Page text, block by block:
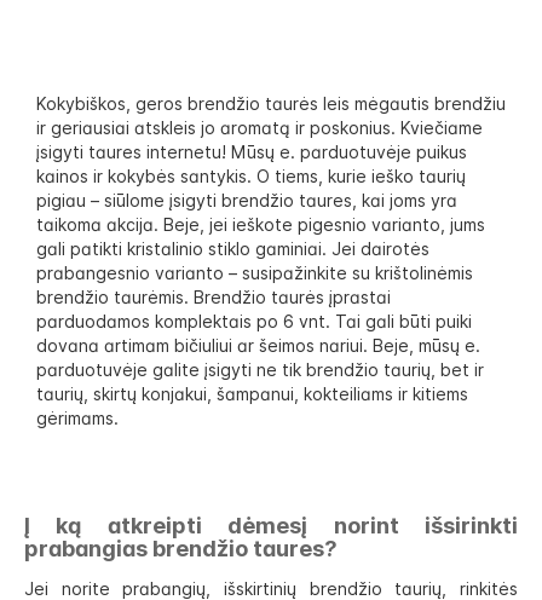
Kokybiškos, geros brendžio taurės leis mėgautis brendžiu
ir geriausiai atskleis jo aromatą ir poskonius. Kviečiame
įsigyti taures internetu! Mūsų e. parduotuvėje puikus
kainos ir kokybės santykis. O tiems, kurie ieško taurių
pigiau – siūlome įsigyti brendžio taures, kai joms yra
taikoma akcija. Beje, jei ieškote pigesnio varianto, jums
gali patikti kristalinio stiklo gaminiai. Jei dairotės
prabangesnio varianto – susipažinkite su krištolinėmis
brendžio taurėmis. Brendžio taurės įprastai
parduodamos komplektais po 6 vnt. Tai gali būti puiki
dovana artimam bičiuliui ar šeimos nariui. Beje, mūsų e.
parduotuvėje galite įsigyti ne tik brendžio taurių, bet ir
taurių, skirtų konjakui, šampanui, kokteiliams ir kitiems
gėrimams.
Į ką atkreipti dėmesį norint išsirinkti
prabangias brendžio taures?
Jei norite prabangių, išskirtinių brendžio taurių, rinkitės